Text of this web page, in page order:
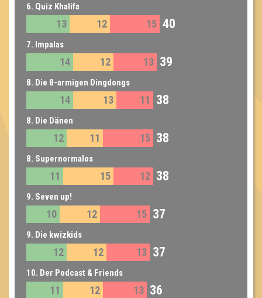
6. Quiz Khalifa
13 12 15 40
7. Impalas
14 12 13 39
8. Die 8-armigen Dingdongs
14 13 11 38
8. Die Dänen
12 11 15 38
8. Supernormalos
11 15 12 38
9. Seven up!
10 12 15 37
9. Die kwizkids
12 12 13 37
10. Der Podcast & Friends
11 12 13 36